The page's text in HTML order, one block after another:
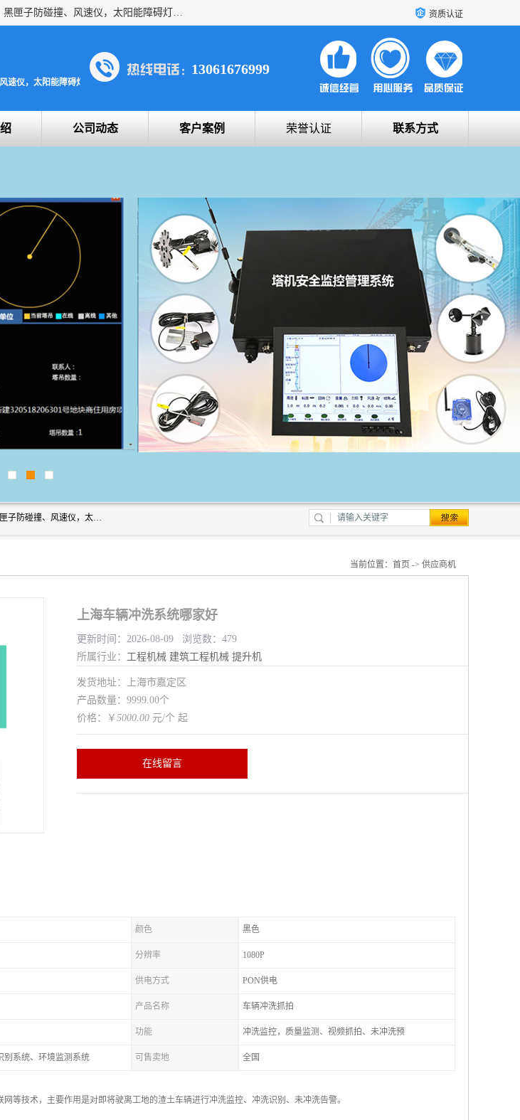
上海宇叶电子科技有限公司是吊钩视频监控、升降机监控、卸料平台监控、塔吊防碰撞、黑匣子防碰撞、风速仪，太阳能障碍灯安全提示灯等一系列升降机的常用配件产品专业研发生产加工的公司，拥有完整、科学的质量管理体系。 资质认证
速仪，太阳能障碍灯安全提示灯
13061676999
公司动态 客户案例 荣誉认证 联系方式
上海宇叶电子科技有限公司是吊钩视频监控、升降机监控、卸料平台监控、塔吊防碰撞、黑匣子防碰撞、风速仪，太阳能障碍灯安全提示灯等一系列升降机的常用配件产品专业研发生产加工的公司，拥有完整、科学的质量管理体系。
当前位置： 首页 -> 供应商机
上海车辆冲洗系统哪家好
更新时间：2026-08-09 浏览数：479
所属行业： 工程机械 建筑工程机械 提升机
发货地址：上海市嘉定区
产品数量：9999.00个
价格：￥ 5000.00 元/个 起
在线留言
颜色 黑色
分辨率 1080P
供电方式 PON供电
产品名称 车辆冲洗抓拍
功能 冲洗监控，质量监测、视频抓拍、未冲洗预
别系统、环境监测系统 可售卖地 全国
等技术，主要作用是对即将驶离工地的渣土车辆进行冲洗监控、冲洗识别、未冲洗告警。